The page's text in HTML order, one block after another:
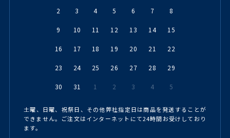
2 3 4 5 6 7 8
9 10 11 12 13 14 15
16 17 18 19 20 21 22
23 24 25 26 27 28 29
30 31 1 2 3 4 5
土曜、日曜、祝祭日、その他弊社指定日は商品を発送することが
できません。ご注文はインターネットにて24時間お受けしており
ます。